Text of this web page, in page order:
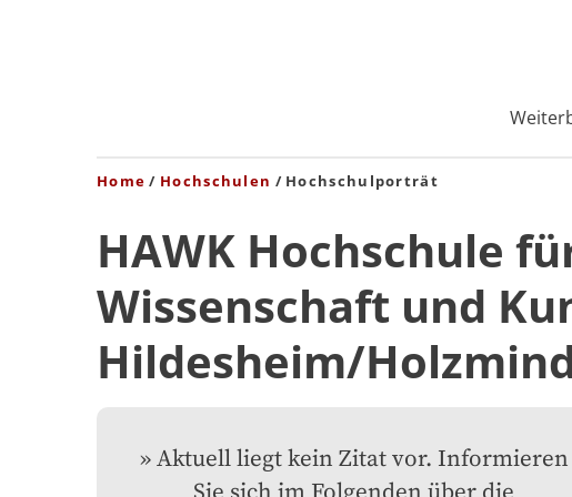
Home Hochschulen Hochschulporträt
HAWK Hochschule
Wissenschaft und
Hildesheim/
Aktuell liegt kein Zitat vor. Informieren